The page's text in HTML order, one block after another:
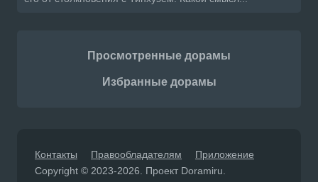
Просмотренные дорамы
Избранные дорамы
Контакты Правообладателям
Приложение
Copyright © 2023-2026. Проект Doramiru.